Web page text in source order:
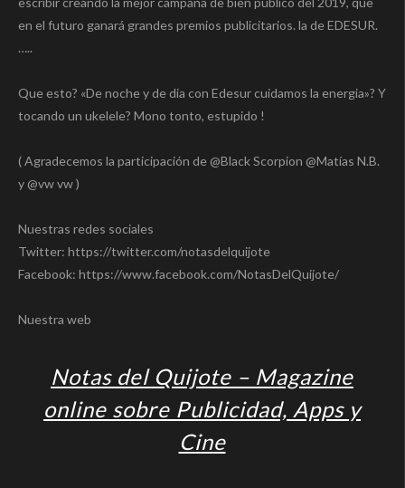
en el futuro ganará grandes premios publicitarios. la de EDESUR.
…..
Que esto? «De noche y de dia con Edesur cuidamos la energia»? Y
tocando un ukelele? Mono tonto, estupido !
( Agradecemos la participación de @Black Scorpion @Matías N.B.
y @vw vw )
Nuestras redes sociales
Twitter: https://twitter.com/notasdelquijote
Facebook: https://www.facebook.com/NotasDelQuijote/
Nuestra web
Notas del Quijote – Magazine
online sobre Publicidad, Apps y
Cine